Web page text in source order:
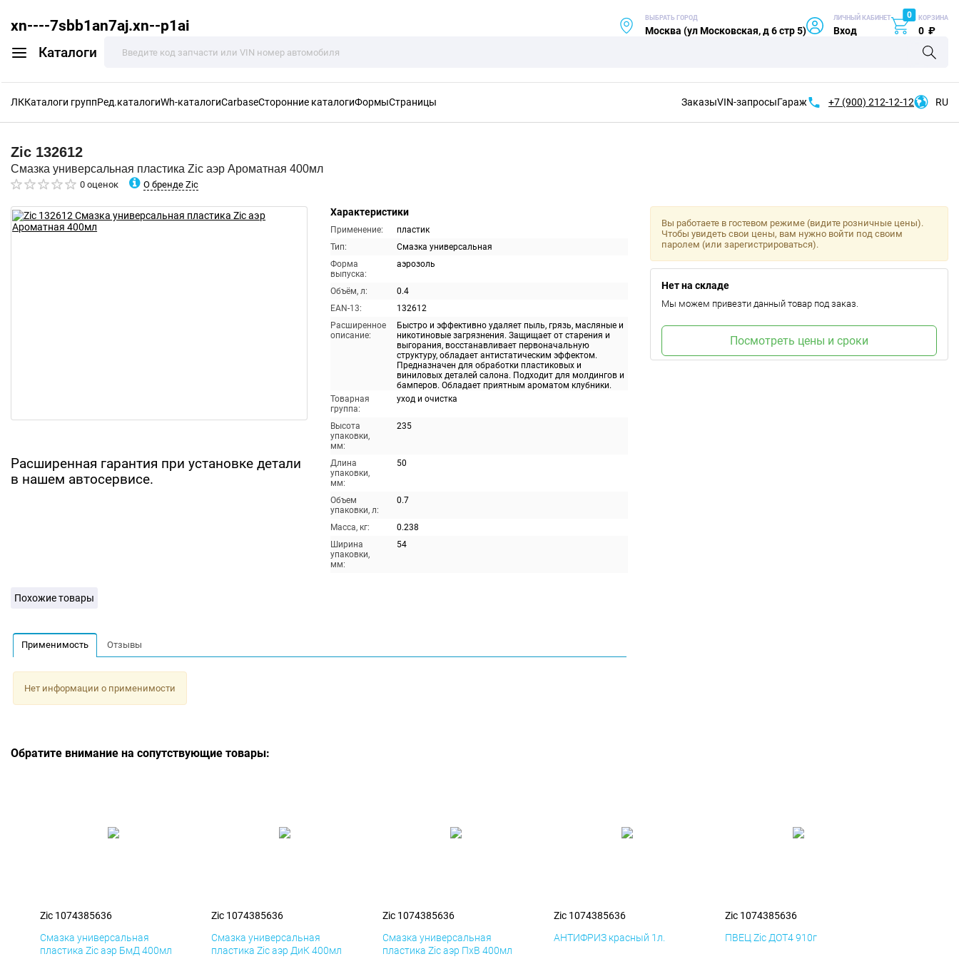
xn----7sbb1an7aj.xn--p1ai
Каталоги
ВЫБРАТЬ ГОРОД
Москва (ул Московская, д 6 стр 5)
ЛИЧНЫЙ КАБИНЕТ
Вход
0 КОРЗИНА
0 ₽
ЛККаталоги группРед.каталогиWh-каталогиCarbaseСторонние каталогиФормыСтраницы ЗаказыVIN-запросыГараж +7 (900) 212-12-12 RU
Zic 132612
Смазка универсальная пластика Zic аэр Ароматная 400мл
0 оценок О бренде Zic
Расширенная гарантия при установке детали
в нашем автосервисе.
Характеристики
Применение:
пластик
Тип:
Смазка универсальная
Форма
выпуска:
аэрозоль
Объём, л:
0.4
EAN-13:
132612
Расширенное
описание:
Быстро и эффективно удаляет пыль, грязь, масляные и
никотиновые загрязнения. Защищает от старения и
выгорания, восстанавливает первоначальную
структуру, обладает антистатическим эффектом.
Предназначен для обработки пластиковых и
виниловых деталей салона. Подходит для молдингов и
бамперов. Обладает приятным ароматом клубники.
Товарная
группа:
уход и очистка
Высота
упаковки,
мм:
235
Длина
упаковки,
мм:
50
Объем
упаковки, л:
0.7
Масса, кг:
0.238
Ширина
упаковки,
мм:
54
Вы работаете в гостевом режиме (видите розничные цены).
Чтобы увидеть свои цены, вам нужно войти под своим
паролем (или зарегистрироваться).
Нет на складе
Мы можем привезти данный товар под заказ.
Посмотреть цены и сроки
Похожие товары
Применимость Отзывы
Нет информации о применимости
Обратите внимание на сопутствующие товары:
Zic 1074385636
Смазка универсальная
пластика Zic аэр БмД 400мл
Zic 1074385636
Смазка универсальная
пластика Zic аэр ДиК 400мл
Zic 1074385636
Смазка универсальная
пластика Zic аэр ПхВ 400мл
Zic 1074385636
АНТИФРИЗ красный 1л.
Zic 1074385636
ПВЕЦ Zic ДОТ4 910г